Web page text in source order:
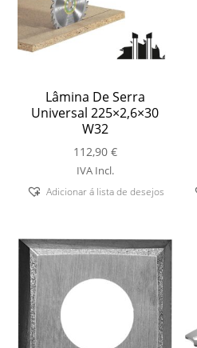
Lâmina De Serra
Universal 225×2,6×30
W32
112,90 €
IVA Incl.
Adicionar á lista de desejos